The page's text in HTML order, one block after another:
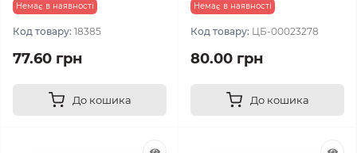
Немає в наявності
Код товару: 18385
77.60 грн
До кошика
Немає в наявності
Код товару: ЦБ-00023278
80.00 грн
До кошика